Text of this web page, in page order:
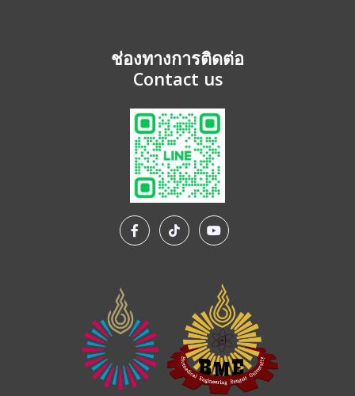
ช่องทางการติดต่อ
Contact us